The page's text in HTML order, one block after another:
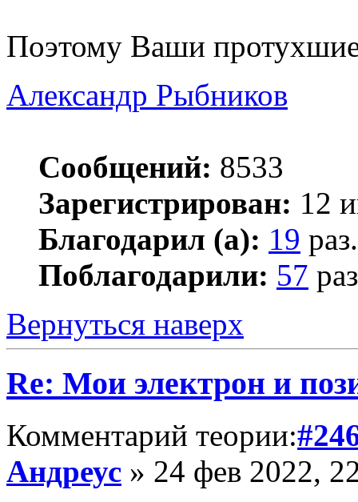
Поэтому Ваши
Александр Рыбников
Сообщений: 8533
Зарегистрирован: 12
Благодарил (а): 19 раз.
Поблагодарили: 57
Вернуться наверх
Re: Мои электрон и
Комментарий теории:
Андреус » 24 фев 2022,